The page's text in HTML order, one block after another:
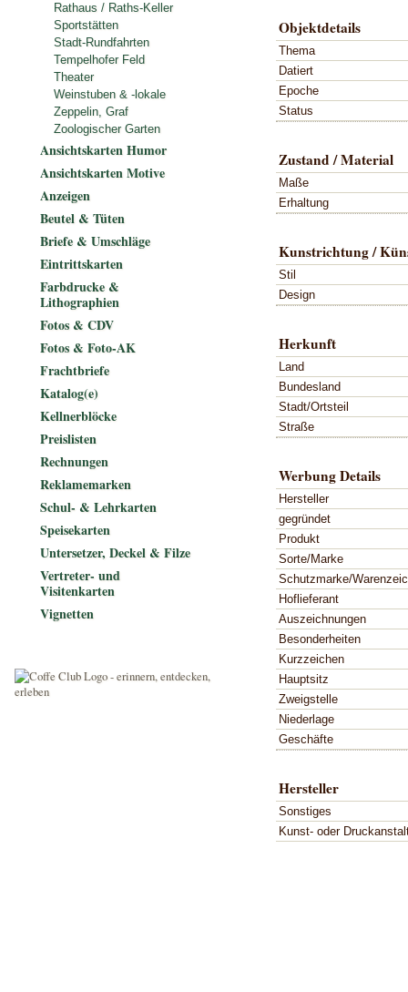
Objektdetails
Thema
Datiert
Epoche
Status
Zustand / Material
Maße
Erhaltung
Kunstrichtung /
Stil
Design
Herkunft
Land
Bundesland
Stadt/Ortsteil
Straße
Werbung Details
Hersteller
gegründet
Produkt
Sorte/Marke
Schutzmarke/
Hoflieferant
Auszeichnungen
Besonderheiten
Kurzzeichen
Hauptsitz
Zweigstelle
Niederlage
Geschäfte
Hersteller
Sonstiges
Kunst- oder
Rathaus / Raths-Keller
Sportstätten
Stadt-Rundfahrten
Tempelhofer Feld
Theater
Weinstuben & -lokale
Zeppelin, Graf
Zoologischer Garten
Ansichtskarten Humor
Ansichtskarten Motive
Anzeigen
Beutel & Tüten
Briefe & Umschläge
Eintrittskarten
Farbdrucke &
Lithographien
Fotos & CDV
Fotos & Foto-AK
Frachtbriefe
Katalog(e)
Kellnerblöcke
Preislisten
Rechnungen
Reklamemarken
Schul- & Lehrkarten
Speisekarten
Untersetzer, Deckel & Filze
Vertreter- und
Visitenkarten
Vignetten